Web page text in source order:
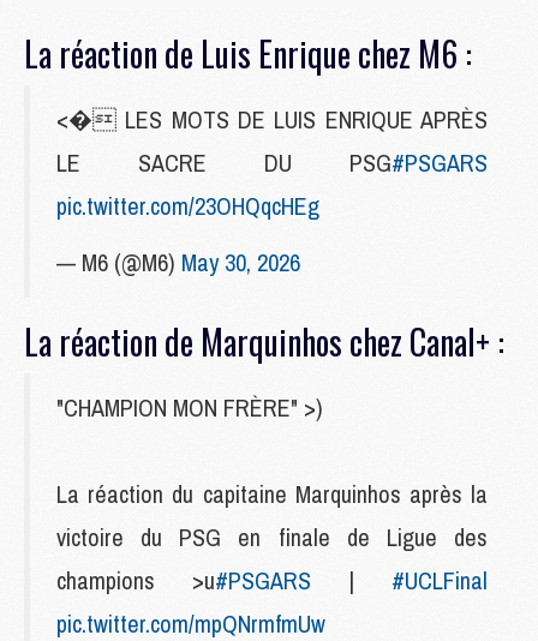
La réaction de Luis Enrique chez M6 :
<� LES MOTS DE LUIS ENRIQUE APRÈS
LE SACRE DU PSG#PSGARS
pic.twitter.com/23OHQqcHEg
— M6 (@M6) May 30, 2026
La réaction de Marquinhos chez Canal+ :
"CHAMPION MON FRÈRE" >)
La réaction du capitaine Marquinhos après la
victoire du PSG en finale de Ligue des
champions >u#PSGARS | #UCLFinal
pic.twitter.com/mpQNrmfmUw